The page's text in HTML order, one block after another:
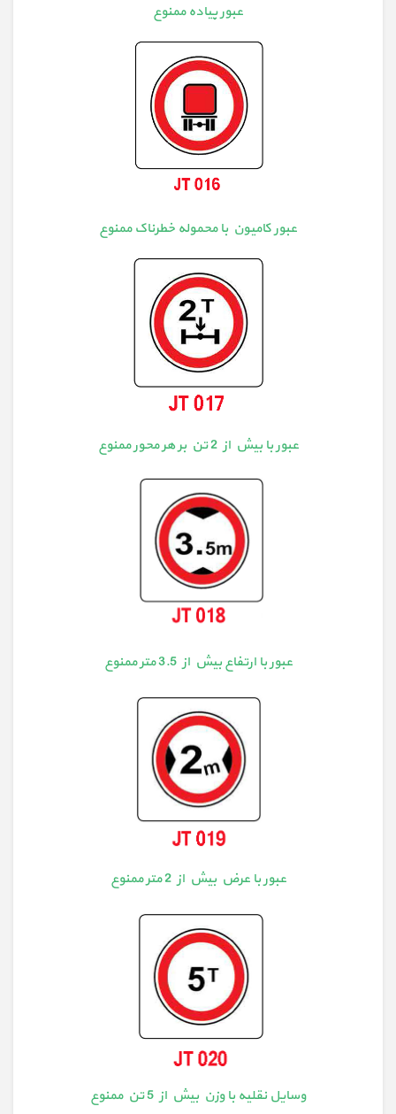
عبور پیاده ممنوع
عبور کامیون با محموله خطرناک ممنوع
عبور با بیش از 2 تن بر هر محور ممنوع
عبور با ارتفاع بیش از 3.5 متر ممنوع
عبور با عرض بیش از 2 متر ممنوع
وسایل نقلیه با وزن بیش از 5 تن ممنوع